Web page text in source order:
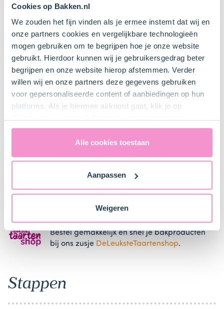
Cookies op Bakken.nl
We zouden het fijn vinden als je ermee instemt dat wij en
onze partners cookies en vergelijkbare technologieën
mogen gebruiken om te begrijpen hoe je onze website
gebruikt. Hierdoor kunnen wij je gebruikersgedrag beter
begrijpen en onze website hierop afstemmen. Verder
willen wij en onze partners deze gegevens gebruiken
voor gepersonaliseerde content of aanbiedingen op hun
platforms. Als je hiermee akkoord gaat, klik je op
uitdrukkelijk een eventuele gegevensoverdracht naar de
Verenigde Staten in de zin van artikel 49 AVG. Raadpleeg
ons
naar technology providers en partners in de Verenigde
Staten. Je kunt op elk moment van gedachten
Alle cookies toestaan
Aanpassen
Weigeren
Keukenspullen
Mixer met deeghaken
Mengkom
Bestel dit product online
Muffin en cupcake bakvorm
Bestel dit product online
Bestel gemakkelijk en snel je bakproducten
bij ons zusje DeLeuksteTaartenshop.
Stappen